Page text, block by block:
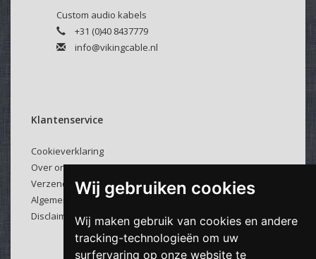
Wij gebruiken cookies
Wij maken gebruik van cookies en andere
tracking-technologieën om uw
surfervaring op onze website te
Deze klittenband kabelbinders zijn makkelijk en veelvuldig
Custom audio kabels
+31 (0)40 8437779
info@vikingcable.nl
Klantenservice
Cookieverklaring
Over ons
Verzenden & retourneren
Algemene voorwaarden
Disclaimer